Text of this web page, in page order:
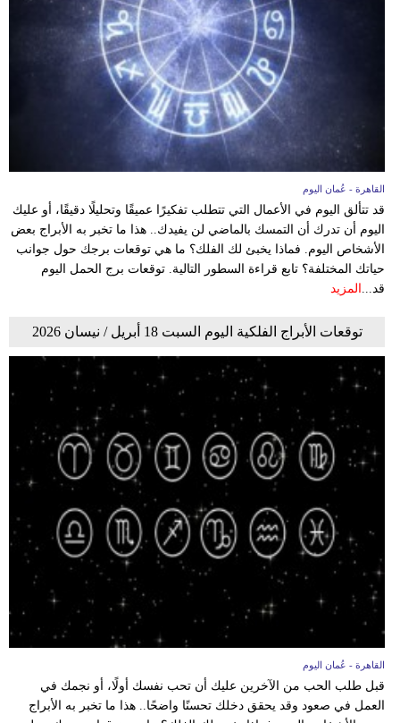
القاهرة - عُمان اليوم
قد تتألق اليوم في الأعمال التي تتطلب تفكيرًا عميقًا وتحليلًا دقيقًا، أو عليك
اليوم أن تدرك أن التمسك بالماضي لن يفيدك.. هذا ما تخبر به الأبراج بعض
الأشخاص اليوم. فماذا يخبئ لك الفلك؟ ما هي توقعات برجك حول جوانب
حياتك المختلفة؟ تابع قراءة السطور التالية. توقعات برج الحمل اليوم
قد...
المزيد
توقعات الأبراج الفلكية اليوم السبت 18 أبريل / نيسان 2026
القاهرة - عُمان اليوم
قبل طلب الحب من الآخرين عليك أن تحب نفسك أولًا، أو نجمك في
العمل في صعود وقد يحقق دخلك تحسنًا واضحًا.. هذا ما تخبر به الأبراج